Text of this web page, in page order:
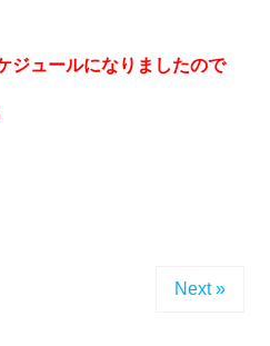
ジュールになりましたので
Next »